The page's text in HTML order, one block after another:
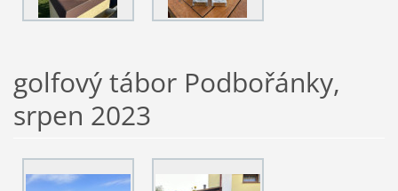
golfový tábor Podbořánky,
srpen 2023